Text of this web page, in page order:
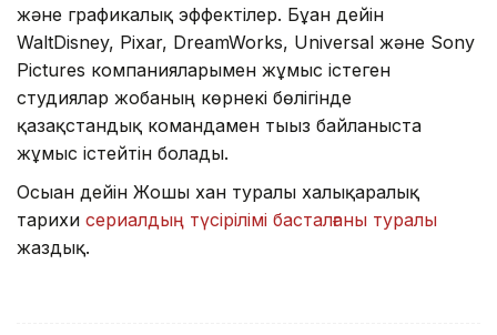
және графикалық эффектілер. Бұған дейін
WaltDisney, Pixar, DreamWorks, Universal және Sony
Pictures компанияларымен жұмыс істеген
студиялар жобаның көрнекі бөлігінде
қазақстандық командамен тығыз байланыста
жұмыс істейтін болады.
Осыған дейін Жошы хан туралы халықаралық
тарихи сериалдың түсірілімі басталғаны туралы
жаздық.